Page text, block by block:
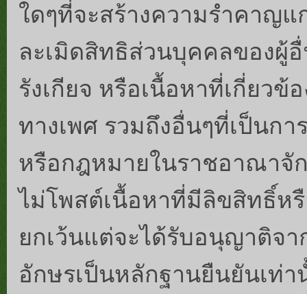
ใดๆที่จะสร้างความรำคาญ
ละเมิดสิทธิส่วนบุคคลของผู้
รังเกียจ หรือเนื้อหาที่เกี่ยว
ทางเพศ รวมถึงอื่นๆที่เป็นก
หรือกฎหมายในราชอาณาจั
ไม่โพสต์เนื้อหาที่มีลิขสิทธิ์ห
ยกเว้นแต่จะได้รับอนุญาติจ
อักษรเป็นหลักฐานยืนยันเท่